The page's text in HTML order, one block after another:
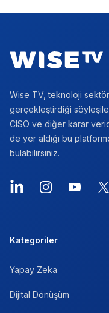
Wise TV, teknoloji
gerçekleştirdiği
CISO ve diğer karar
de yer aldığı bu
bulabilirsiniz.
LinkedInInstagramYouTube
X
Kategoriler
Yapay Zeka
Dijital Dönüşüm